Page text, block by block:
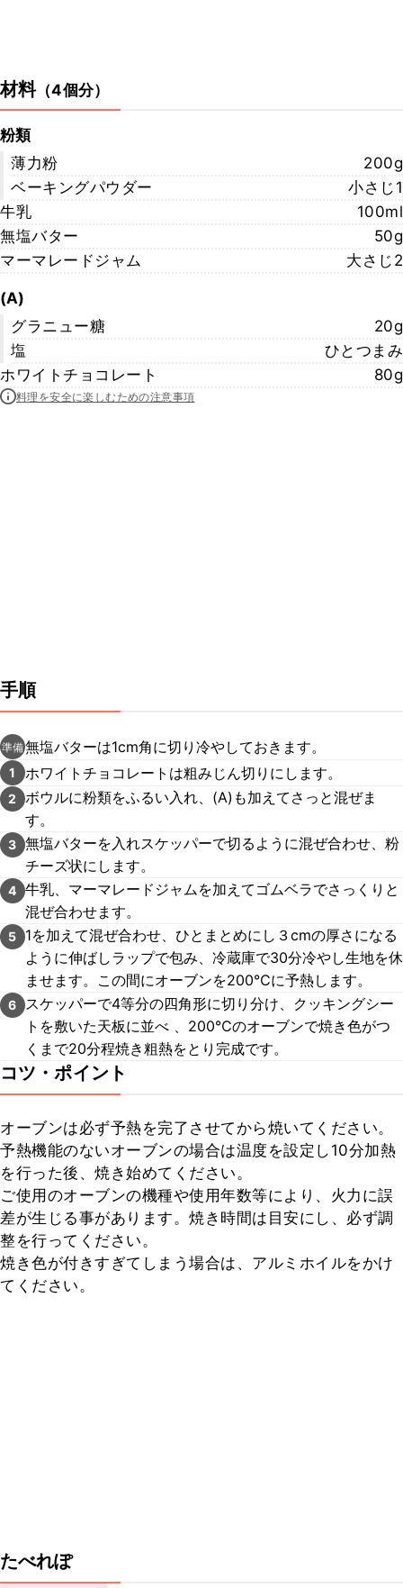
材料（4個分）
粉類
薄力粉
200g
ベーキングパウダー
小さじ1
牛乳
100ml
無塩バター
50g
マーマレードジャム
大さじ2
(A)
グラニュー糖
20g
塩
ひとつまみ
ホワイトチョコレート
80g
料理を安全に楽しむための注意事項
手順
準備無塩バターは1cm角に切り冷やしておきます。
1 ホワイトチョコレートは粗みじん切りにします。
2
ボウルに粉類をふるい入れ、(A)も加えてさっと混ぜま
す。
3 無塩バターを入れスケッパーで切るように混ぜ合わせ、粉
チーズ状にします。
4 牛乳、マーマレードジャムを加えてゴムベラでさっくりと
混ぜ合わせます。
5
1を加えて混ぜ合わせ、ひとまとめにし３cmの厚さになる
ように伸ばしラップで包み、冷蔵庫で30分冷やし生地を休
ませます。この間にオーブンを200℃に予熱します。
6
スケッパーで4等分の四角形に切り分け、クッキングシー
トを敷いた天板に並べ 、200℃のオーブンで焼き色がつ
くまで20分程焼き粗熱をとり完成です。
コツ・ポイント
オーブンは必ず予熱を完了させてから焼いてください。
予熱機能のないオーブンの場合は温度を設定し10分加熱
を行った後、焼き始めてください。
ご使用のオーブンの機種や使用年数等により、火力に誤
差が生じる事があります。焼き時間は目安にし、必ず調
整を行ってください。
焼き色が付きすぎてしまう場合は、アルミホイルをかけ
てください。
たべれぽ